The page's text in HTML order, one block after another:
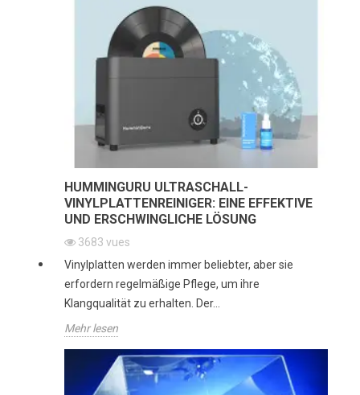
HUMMINGURU ULTRASCHALL-
VINYLPLATTENREINIGER: EINE EFFEKTIVE
UND ERSCHWINGLICHE LÖSUNG
3683 vues
Vinylplatten werden immer beliebter, aber sie
erfordern regelmäßige Pflege, um ihre
Klangqualität zu erhalten. Der...
Mehr lesen